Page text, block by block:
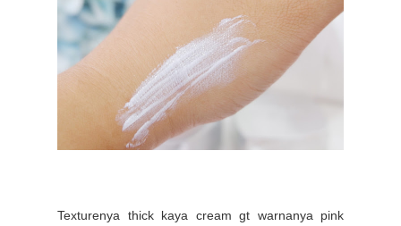
Texturenya thick kaya cream gt warnanya pink